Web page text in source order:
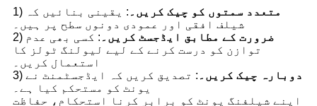
1) متعدد سمتوں کو چیک کریں۔ : یقینی بنائیں کہ
شیلف افقی اور عمودی دونوں سطح پر ہیں۔
2)
ضرورت کے مطابق ایڈجسٹ کریں۔ : کسی بھی عدم
توازن کو درست کرنے کے لیے لیولنگ ٹولز کا
استعمال کریں۔
3)
دوبارہ چیک کریں۔ : تصدیق کریں کہ ایڈجسٹمنٹ نے
یونٹ کو مستحکم کیا ہے۔
اپنے شیلفنگ یونٹ کو برابر کرنا استحکام، حفاظت